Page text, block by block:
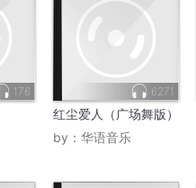
176 6271
红尘爱人（广场舞版）
by： 华语音乐